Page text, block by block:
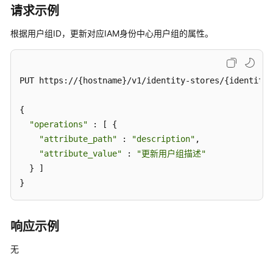
分
配
管
应
序
证
书
例
配
请求示例
根据用户组ID，更新对应IAM身份中心用户组的属性。
PUT https://{hostname}/v1/identity-stores/
{
"operations" : [ {
"attribute_path" : "description" ,
"attribute_value" :
"更新用户组描述"
  } ]
}
响应示例
无